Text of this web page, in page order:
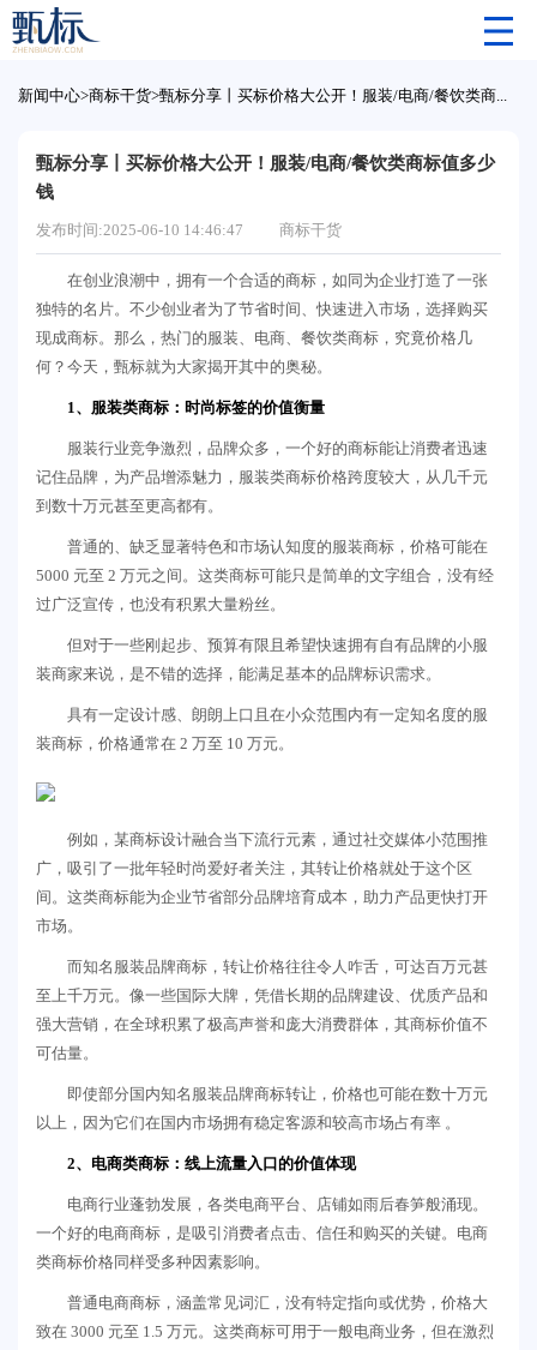
新闻中心>商标干货> 甄标分享丨买标价格大公开！服装/电商/餐饮类商标值多少钱
甄标分享丨买标价格大公开！服装/电商/餐饮类商标值多少
钱
发布时间:2025-06-10 14:46:47 商标干货
在创业浪潮中，拥有一个合适的商标，如同为企业打造了一张
独特的名片。不少创业者为了节省时间、快速进入市场，选择购买
现成商标。那么，热门的服装、电商、餐饮类商标，究竟价格几
何？今天，甄标就为大家揭开其中的奥秘。
1、服装类商标：时尚标签的价值衡量
服装行业竞争激烈，品牌众多，一个好的商标能让消费者迅速
记住品牌，为产品增添魅力，服装类商标价格跨度较大，从几千元
到数十万元甚至更高都有。
普通的、缺乏显著特色和市场认知度的服装商标，价格可能在
5000 元至 2 万元之间。这类商标可能只是简单的文字组合，没有经
过广泛宣传，也没有积累大量粉丝。
但对于一些刚起步、预算有限且希望快速拥有自有品牌的小服
装商家来说，是不错的选择，能满足基本的品牌标识需求。
具有一定设计感、朗朗上口且在小众范围内有一定知名度的服
装商标，价格通常在 2 万至 10 万元。
例如，某商标设计融合当下流行元素，通过社交媒体小范围推
广，吸引了一批年轻时尚爱好者关注，其转让价格就处于这个区
间。这类商标能为企业节省部分品牌培育成本，助力产品更快打开
市场。
而知名服装品牌商标，转让价格往往令人咋舌，可达百万元甚
至上千万元。像一些国际大牌，凭借长期的品牌建设、优质产品和
强大营销，在全球积累了极高声誉和庞大消费群体，其商标价值不
可估量。
即使部分国内知名服装品牌商标转让，价格也可能在数十万元
以上，因为它们在国内市场拥有稳定客源和较高市场占有率 。
2、电商类商标：线上流量入口的价值体现
电商行业蓬勃发展，各类电商平台、店铺如雨后春笋般涌现。
一个好的电商商标，是吸引消费者点击、信任和购买的关键。电商
类商标价格同样受多种因素影响。
普通电商商标，涵盖常见词汇，没有特定指向或优势，价格大
致在 3000 元至 1.5 万元。这类商标可用于一般电商业务，但在激烈